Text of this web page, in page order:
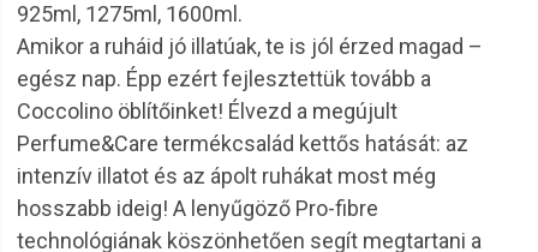
925ml, 1275ml, 1600ml.
Amikor a ruháid jó illatúak, te is jól érzed magad –
egész nap. Épp ezért fejlesztettük tovább a
Coccolino öblítőinket! Élvezd a megújult
Perfume&Care termékcsalád kettős hatását: az
intenzív illatot és az ápolt ruhákat most még
hosszabb ideig! A lenyűgöző Pro-fibre
technológiának köszönhetően segít megtartani a